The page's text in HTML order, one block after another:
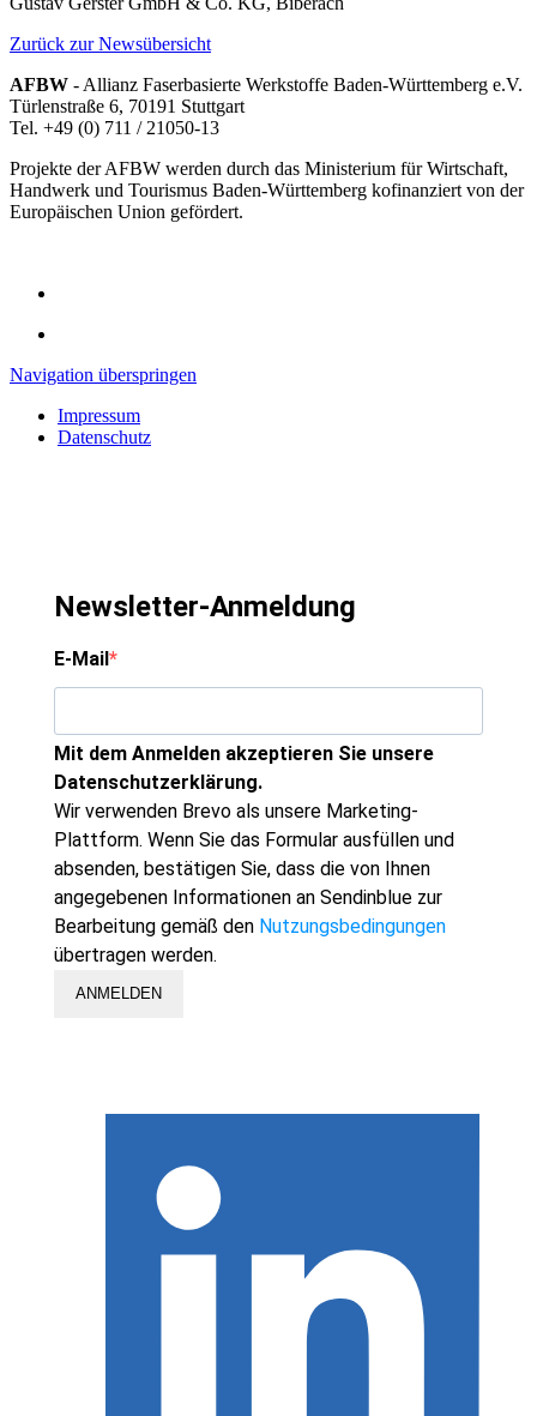
Zurück zur Newsübersicht
AFBW - Allianz Faserbasierte Werkstoffe Baden-Württemberg e.V.
Türlenstraße 6, 70191 Stuttgart
Tel. +49 (0) 711 / 21050-13
Projekte der AFBW werden durch das Ministerium für Wirtschaft,
Handwerk und Tourismus Baden-Württemberg kofinanziert von der
Europäischen Union gefördert.
Navigation überspringen
Impressum
Datenschutz
Newsletter-Anmeldung
E-Mail
Mit dem Anmelden akzeptieren Sie unsere
Datenschutzerklärung.
Wir verwenden Brevo als unsere Marketing-
Plattform. Wenn Sie das Formular ausfüllen und
absenden, bestätigen Sie, dass die von Ihnen
angegebenen Informationen an Sendinblue zur
Bearbeitung gemäß den Nutzungsbedingungen
übertragen werden.
ANMELDEN